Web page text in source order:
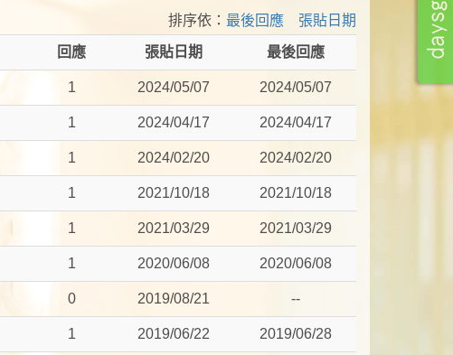
排序依： 最後回應 張貼日期
回應 張貼日期 最後回應
1 2024/05/07 2024/05/07
1 2024/04/17 2024/04/17
1 2024/02/20 2024/02/20
1 2021/10/18 2021/10/18
1 2021/03/29 2021/03/29
1 2020/06/08 2020/06/08
0 2019/08/21 --
1 2019/06/22 2019/06/28